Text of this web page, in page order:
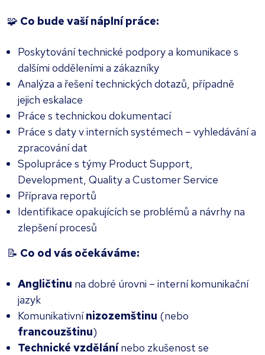
🧩 Co bude vaší náplní práce:
Poskytování technické podpory a komunikace s
dalšími odděleními a zákazníky
Analýza a řešení technických dotazů, případně
jejich eskalace
Práce s technickou dokumentací
Práce s daty v interních systémech – vyhledávání a
zpracování dat
Spolupráce s týmy Product Support,
Development, Quality a Customer Service
Příprava reportů
Identifikace opakujících se problémů a návrhy na
zlepšení procesů
📝 Co od vás očekáváme:
Angličtinu na dobré úrovni – interní komunikační
jazyk
Komunikativnínizozemštinu (nebo
francouzštinu)
Technické vzdělánínebo zkušenost se